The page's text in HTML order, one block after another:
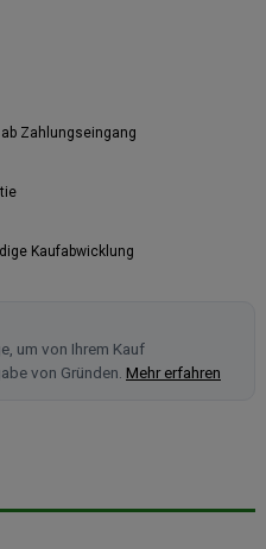
Zahlungseingang
Kaufabwicklung
um von Ihrem Kauf
von Gründen. Mehr erfahren